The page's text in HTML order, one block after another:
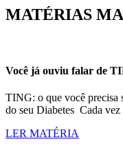
MATÉRIAS
Você já ouviu falar de
TING: o que você precisa
do seu Diabetes Cada
LER MATÉRIA